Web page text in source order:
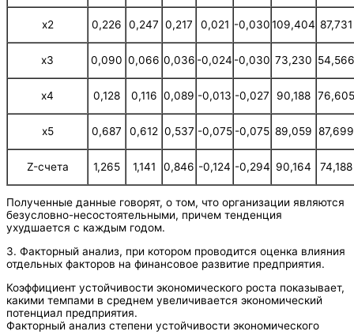
х2 0,226 0,247 0,217 0,021 -0,030109,404 87,731
х3 0,090 0,066 0,036 -0,024 -0,030 73,230 54,566
х4 0,128 0,116 0,089 -0,013 -0,027 90,188 76,605
х5 0,687 0,612 0,537 -0,075 -0,075 89,059 87,699
Z-счета 1,265 1,141 0,846 -0,124 -0,294 90,164 74,188
Полученные данные говорят, о том, что организации являются
безусловно-несостоятельными, причем тенденция
ухудшается с каждым годом.
3. Факторный анализ, при котором проводится оценка влияния
отдельных факторов на финансовое развитие предприятия.
Коэффициент устойчивости экономического роста показывает,
какими темпами в среднем увеличивается экономический
потенциал предприятия.
Факторный анализ степени устойчивости экономического